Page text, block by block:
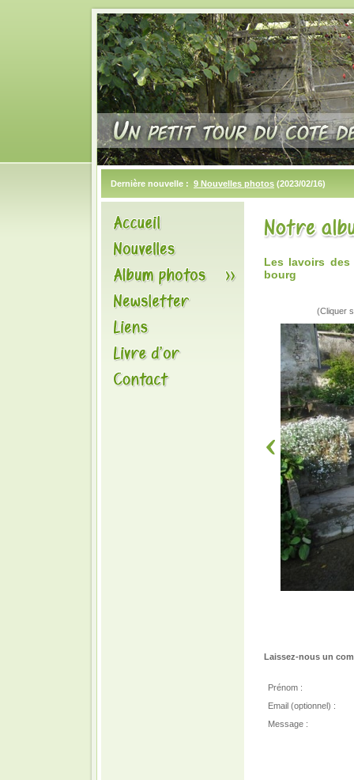
Dernière nouvelle : 9 Nouvelles photos (2023/02/16)
Les lavoirs
bourg
(Cliquer
Laissez-nous un
Prénom :
Email (optionnel) :
Message :